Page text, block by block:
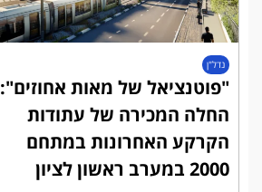
נדל"ן
"פוטנציאל של מאות אחוזים":
החלה המכירה של עתודות
הקרקע האחרונות במתחם
2000 במערב ראשון לציון